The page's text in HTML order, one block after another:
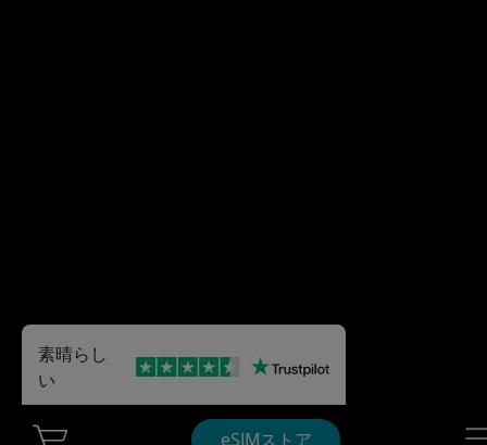
eSIMストア
素晴らし
い